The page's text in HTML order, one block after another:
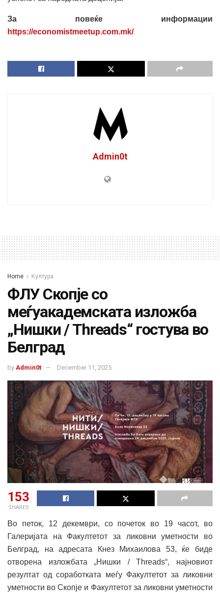
За повеќе информации
https://economistmeetup.com.mk/
Admin0t
Home Култура
ФЛУ Скопје со
меѓуакадемската изложба
„Нишки / Threads“ гостува во
Белград
by Admin0t December 11, 2025
153
SHARES
Во петок, 12 декември, со почеток во 19 часот, во
Галеријата на Факултетот за ликовни уметности во
Белград, на адресата Кнез Михаилова 53, ќе биде
отворена изложбата „Нишки / Threads“, најновиот
резултат од соработката меѓу Факултетот за ликовни
уметности во Скопје и Факултетот за ликовни уметности